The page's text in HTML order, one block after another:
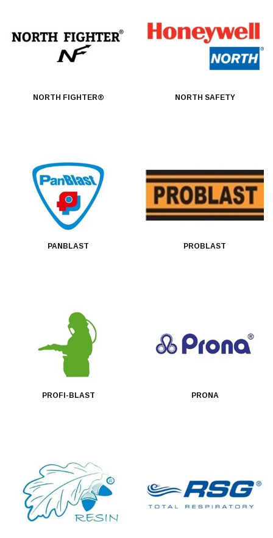
NORTH FIGHTER® NORTH SAFETY
PANBLAST PROBLAST
PROFI-BLAST PRONA